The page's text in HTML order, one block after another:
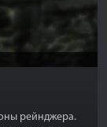
рейнджера.